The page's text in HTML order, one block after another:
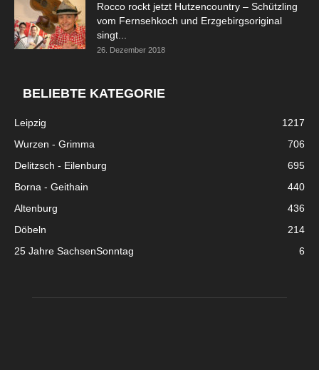
Rocco rockt jetzt Hutzencountry – Schützling
vom Fernsehkoch und Erzgebirgsoriginal
singt...
26. Dezember 2018
BELIEBTE KATEGORIE
Leipzig
1217
Wurzen - Grimma
706
Delitzsch - Eilenburg
695
Borna - Geithain
440
Altenburg
436
Döbeln
214
25 Jahre SachsenSonntag
6